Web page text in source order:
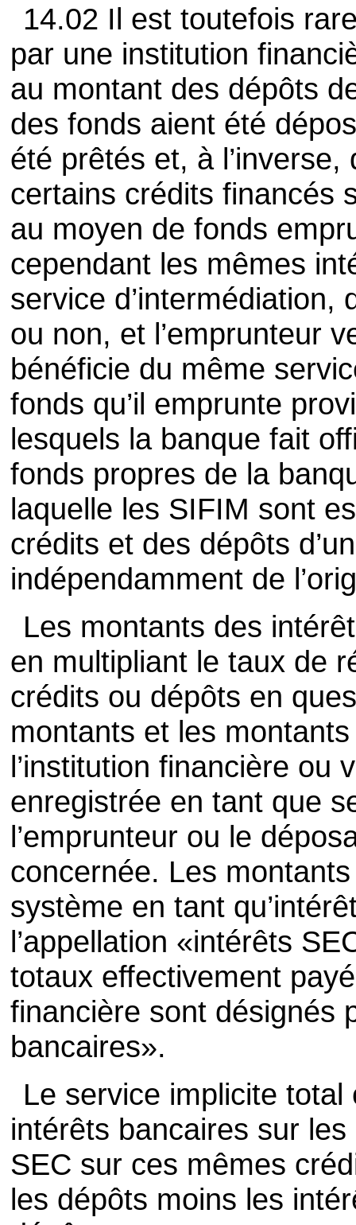
14.02 Il est toutefois
par une institution
au montant des dépôts
des fonds aient été
été prêtés et, à
certains crédits financés
au moyen de fonds
cependant les mêmes
service
ou non, et l’emprunteur
bénéficie du même
fonds qu’il emprunte
lesquels la banque fait
fonds propres de la
laquelle les SIFIM sont
crédits et des dépôts
indépendamment de
Les montants des
en multipliant le taux de
crédits ou dépôts en
montants et les
l’institution financière ou
enregistrée en tant que
l’emprunteur ou le
concernée. Les
système en tant
l’appellation «intérêts
totaux effectivement
financière sont désignés
bancaires».
Le service implicite
intérêts bancaires sur
SEC sur ces mêmes
les dépôts moins les